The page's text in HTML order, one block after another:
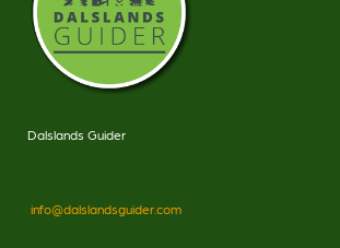
Dalslands Guider
info@dalslandsguider.com